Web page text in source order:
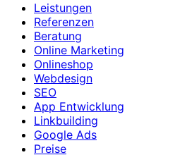
Leistungen
Referenzen
Beratung
Online Marketing
Onlineshop
Webdesign
SEO
App Entwicklung
Linkbuilding
Google Ads
Preise